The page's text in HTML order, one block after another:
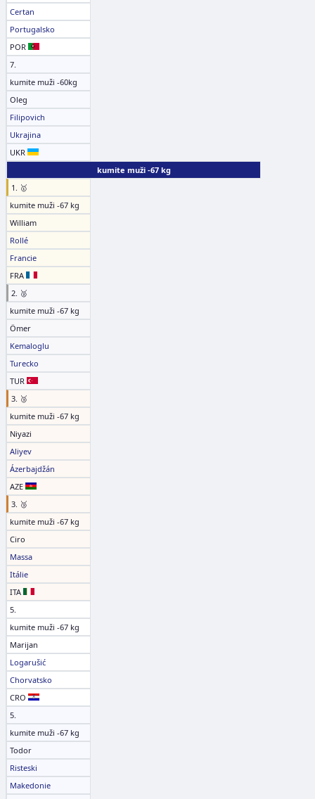
Certan
Portugalsko
POR
7.
kumite muži -60kg
Oleg
Filipovich
Ukrajina
UKR
kumite muži -67 kg
1. 🥇
kumite muži -67 kg
William
Rollé
Francie
FRA
2. 🥈
kumite muži -67 kg
Ömer
Kemaloglu
Turecko
TUR
3. 🥉
kumite muži -67 kg
Niyazi
Aliyev
Ázerbajdžán
AZE
3. 🥉
kumite muži -67 kg
Ciro
Massa
Itálie
ITA
5.
kumite muži -67 kg
Marijan
Logarušić
Chorvatsko
CRO
5.
kumite muži -67 kg
Todor
Risteski
Makedonie